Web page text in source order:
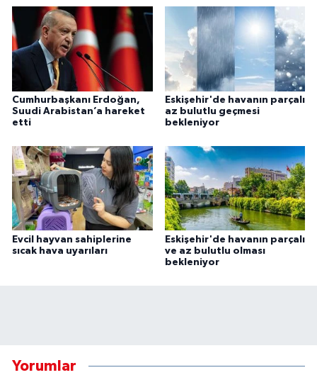
Cumhurbaşkanı Erdoğan,
Suudi Arabistan’a hareket
etti
Eskişehir'de havanın parçalı
az bulutlu geçmesi
bekleniyor
Evcil hayvan sahiplerine
sıcak hava uyarıları
Eskişehir'de havanın parçalı
ve az bulutlu olması
bekleniyor
Yorumlar